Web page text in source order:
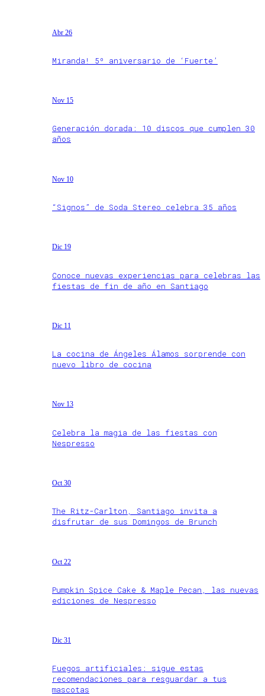
Abr 26
Miranda! 5º aniversario de ‘Fuerte’
Nov 15
Generación dorada: 10 discos que cumplen 30
años
Nov 10
“Signos” de Soda Stereo celebra 35 años
Dic 19
Conoce nuevas experiencias para celebras las
fiestas de fin de año en Santiago
Dic 11
La cocina de Ángeles Álamos sorprende con
nuevo libro de cocina
Nov 13
Celebra la magia de las fiestas con
Nespresso
Oct 30
The Ritz-Carlton, Santiago invita a
disfrutar de sus Domingos de Brunch
Oct 22
Pumpkin Spice Cake & Maple Pecan, las nuevas
ediciones de Nespresso
Dic 31
Fuegos artificiales: sigue estas
recomendaciones para resguardar a tus
mascotas